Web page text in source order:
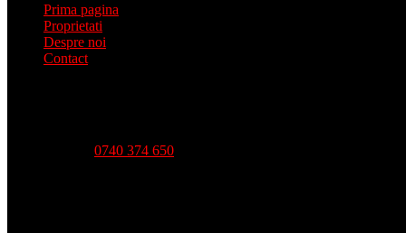
Prima pagina
Proprietati
Despre noi
Contact
0740 374 650